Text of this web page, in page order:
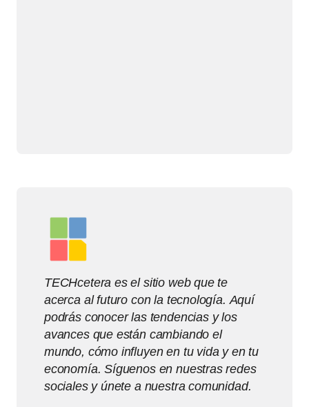
TECHcetera es el sitio web que te
acerca al futuro con la tecnología. Aquí
podrás conocer las tendencias y los
avances que están cambiando el
mundo, cómo influyen en tu vida y en tu
economía. Síguenos en nuestras redes
sociales y únete a nuestra comunidad.